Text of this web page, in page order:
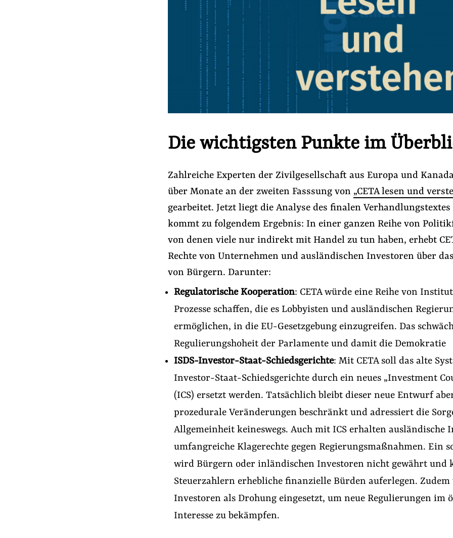
Die wichtigsten Punkte im
Zahlreiche Experten der Zivilgesellschaft aus Europa und
über Monate an der zweiten Fasssung von „CETA lesen und
gearbeitet. Jetzt liegt die Analyse des finalen Verhandlungstextes
kommt zu folgendem Ergebnis: In einer ganzen Reihe von
von denen viele nur indirekt mit Handel zu tun haben, erhebt
Rechte von Unternehmen und ausländischen Investoren über
von Bürgern. Darunter:
Regulatorische Kooperation: CETA würde eine Reihe von
Prozesse schaffen, die es Lobbyisten und ausländischen
ermöglichen, in die EU-Gesetzgebung einzugreifen. Das
Regulierungshoheit der Parlamente und damit die Demokratie
ISDS-Investor-Staat-Schiedsgerichte: Mit CETA soll das alte
Investor-Staat-Schiedsgerichte durch ein neues „Investment
(ICS) ersetzt werden. Tatsächlich bleibt dieser neue Entwurf
prozedurale Veränderungen beschränkt und adressiert die
Allgemeinheit keineswegs. Auch mit ICS erhalten ausländische
umfangreiche Klagerechte gegen Regierungsmaßnahmen. Ein
wird Bürgern oder inländischen Investoren nicht gewährt und
Steuerzahlern erhebliche finanzielle Bürden auferlegen.
Investoren als Drohung eingesetzt, um neue Regulierungen im
Interesse zu bekämpfen.